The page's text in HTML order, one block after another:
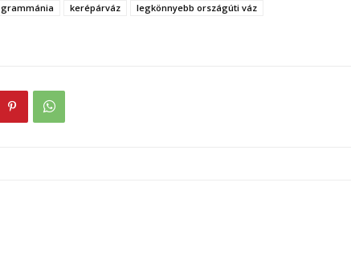
grammánia kerépárváz
legkönnyebb országúti váz